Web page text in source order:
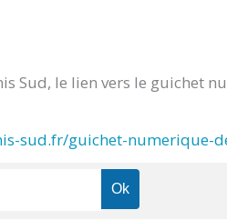
Sud, le lien vers le guichet
sud.fr/guichet-numerique-